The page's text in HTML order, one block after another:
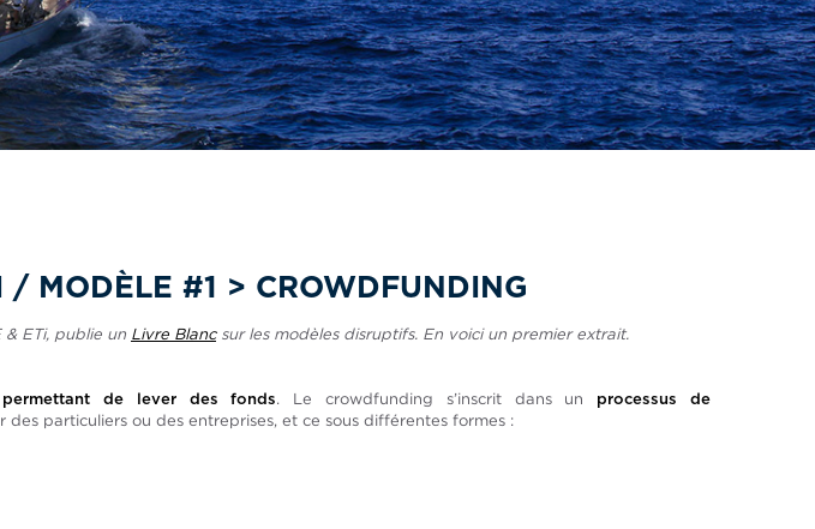
/ MODÈLE #1 > CROWDFUNDING
ETi, publie un Livre Blancsur les modèles disruptifs. En voici un premier extrait.
de lever des fonds. Le crowdfunding s’inscrit dans un processus de
particuliers ou des entreprises, et ce sous différentes formes :